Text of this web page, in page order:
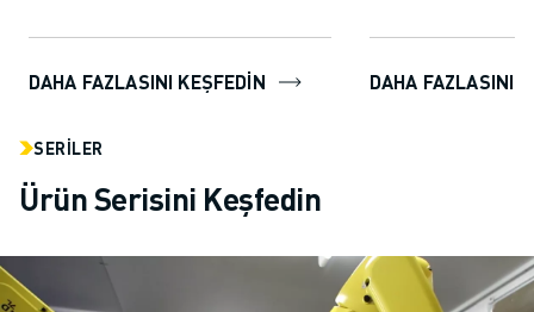
DAHA FAZLASINI KEŞFEDİN
kolayca oluştur...
DAHA FAZLASINI
SERILER
Ürün Serisini Keşfedin